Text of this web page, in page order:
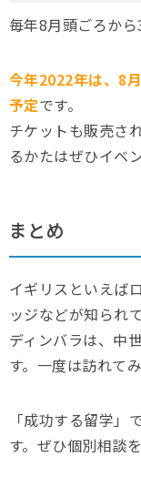
毎年8月頭ごろから
今年2022年は、8
予定です。
チケットも販売さ
るかたはぜひイベ
まとめ
イギリスといえば
ッジなどが知られ
ディンバラは、中
す。一度は訪れて
「成功する留学」
す。ぜひ個別相談